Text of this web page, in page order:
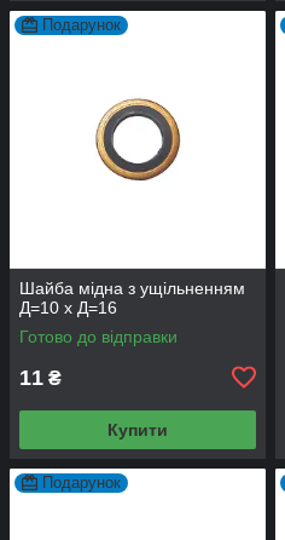
Подарунок
Шайба мідна з ущільненням
Д=10 х Д=16
Готово до відправки
11 ₴
Купити
Подарунок